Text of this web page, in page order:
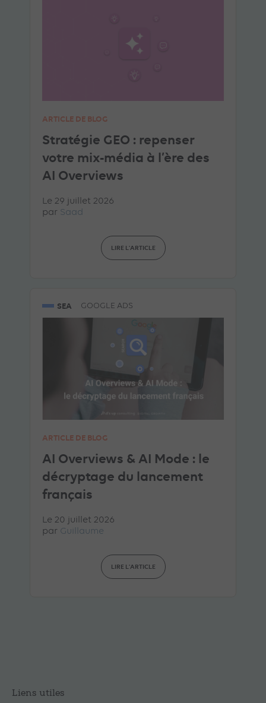
ARTICLE DE BLOG
Stratégie GEO : repenser
votre mix-média à l’ère des
AI Overviews
Le 29 juillet 2026
par Saad
LIRE L'ARTICLE
SEA GOOGLE ADS
ARTICLE DE BLOG
AI Overviews & AI Mode : le
décryptage du lancement
français
Le 20 juillet 2026
par Guillaume
LIRE L'ARTICLE
Liens utiles